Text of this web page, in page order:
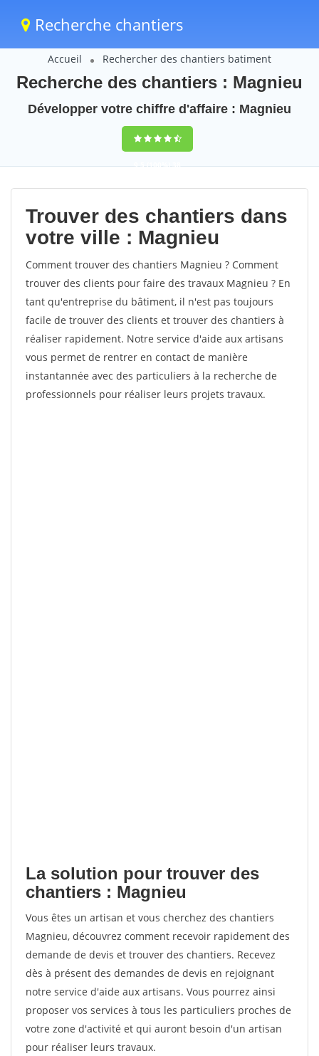
Recherche chantiers
Accueil Rechercher des chantiers batiment
Recherche des chantiers : Magnieu
Développer votre chiffre d'affaire : Magnieu
9,5(100%)38
votes
Trouver des chantiers dans
votre ville : Magnieu
Comment trouver des chantiers Magnieu ? Comment
trouver des clients pour faire des travaux Magnieu ? En
tant qu'entreprise du bâtiment, il n'est pas toujours
facile de trouver des clients et trouver des chantiers à
réaliser rapidement. Notre service d'aide aux artisans
vous permet de rentrer en contact de manière
instantannée avec des particuliers à la recherche de
professionnels pour réaliser leurs projets travaux.
La solution pour trouver des
chantiers : Magnieu
Vous êtes un artisan et vous cherchez des chantiers
Magnieu, découvrez comment recevoir rapidement des
demande de devis et trouver des chantiers. Recevez
dès à présent des demandes de devis en rejoignant
notre service d'aide aux artisans. Vous pourrez ainsi
proposer vos services à tous les particuliers proches de
votre zone d'activité et qui auront besoin d'un artisan
pour réaliser leurs travaux.